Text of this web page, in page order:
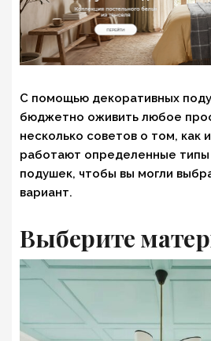
С помощью декоративных
бюджетно оживить любое
несколько советов о том, как
работают определенные
подушек, чтобы вы могли
вариант.
Выберите